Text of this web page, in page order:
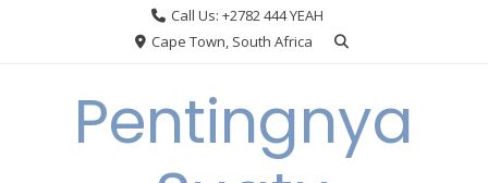
Call Us: +2782 444 YEAH
Cape Town, South Africa
Pentingnya